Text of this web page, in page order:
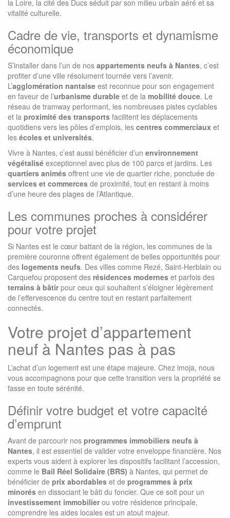
la Loire, la cité des Ducs séduit par son milieu urbain aéré et sa
vitalité culturelle.
Cadre de vie, transports et dynamisme
économique
S’installer dans l’un de nos appartements neufs à Nantes, c’est
profiter d’une ville résolument tournée vers l’avenir.
L’agglomération nantaise est reconnue pour son engagement
en faveur de l’urbanisme durable et de la mobilité douce. Le
réseau de tramway performant, les nombreuses pistes cyclables
et la proximité des transports facilitent les déplacements
quotidiens vers les pôles d’emplois, les centres commerciaux et
les écoles et universités.
Vivre à Nantes, c’est aussi bénéficier d’un environnement
végétalisé exceptionnel avec plus de 100 parcs et jardins. Les
quartiers animés offrent une vie de quartier riche, ponctuée de
services et commerces de proximité, tout en restant à moins
d’une heure des plages de l’Atlantique.
Les communes proches à considérer
pour votre projet
Si Nantes est le cœur battant de la région, les communes de la
première couronne offrent également de belles opportunités pour
des logements neufs. Des villes comme Rezé, Saint-Herblain ou
Carquefou proposent des résidences modernes et parfois des
terrains à bâtir pour ceux qui souhaitent s’éloigner légèrement
de l’effervescence du centre tout en restant parfaitement
connectés.
Votre projet d’appartement
neuf à Nantes pas à pas
L’achat d’un logement est une étape majeure. Chez imoja, nous
vous accompagnons pour que cette transition vers la propriété se
fasse en toute sérénité.
Définir votre budget et votre capacité
d’emprunt
Avant de parcourir nos programmes immobiliers neufs à
Nantes, il est essentiel de valider votre enveloppe financière. Nos
experts vous aident à explorer les dispositifs facilitant l’accession,
comme le Bail Réel Solidaire (BRS) à Nantes, qui permet de
bénéficier de prix abordables et de programmes à prix
minorés en dissociant le bâti du foncier. Que ce soit pour un
investissement immobilier ou votre résidence principale,
comprendre les aides locales est un atout majeur.